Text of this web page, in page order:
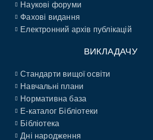
Наукові форуми
Фахові видання
Електронний архів публікацій
ВИКЛАДАЧУ
Стандарти вищої освіти
Навчальні плани
Нормативна база
E-каталог Бібліотеки
Бібліотека
Дні народження